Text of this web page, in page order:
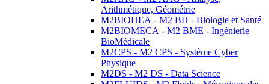
Arithmétique, Géométrie
M2BIOHEA - M2 BH - Biologie et Santé
M2BIOMECA - M2 BME - Ingénierie
BioMédicale
M2CPS - M2 CPS - Système Cyber
Physique
M2DS - M2 DS - Data Science